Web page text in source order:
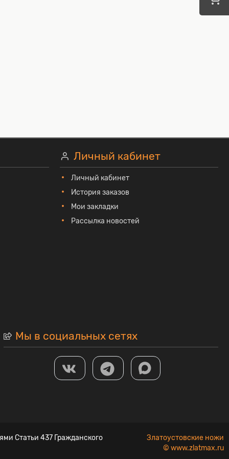
Личный кабинет
Личный кабинет
История заказов
Мои закладки
Рассылка новостей
Мы в социальных сетях
Статьи 437 Гражданского
Златоустовские ножи
© www.zlatmax.ru